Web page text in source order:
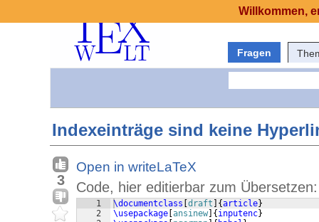
Fragen
Indexeinträge sind keine
3
Open in writeLaTeX
Code, hier editierbar zum Übersetzen:
1
2
\documentclass draft {article}
\usepackage ansinew { inputenc}
Willkommen,